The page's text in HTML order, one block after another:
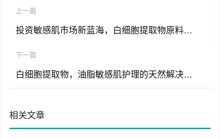
上一篇
投资敏感肌市场新蓝海，白细胞提取物原料的科学价值与产业机遇
下一篇
白细胞提取物，油脂敏感肌护理的天然解决方案
相关文章